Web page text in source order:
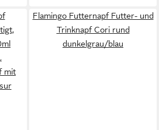
mit
Flamingo Futternapf Futter- und
Trinknapf Cori rund
dunkelgrau/blau